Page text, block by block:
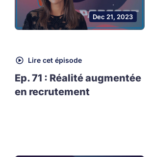
Dec 21, 2023
Lire cet épisode
Ep. 71 : Réalité augmentée
en recrutement